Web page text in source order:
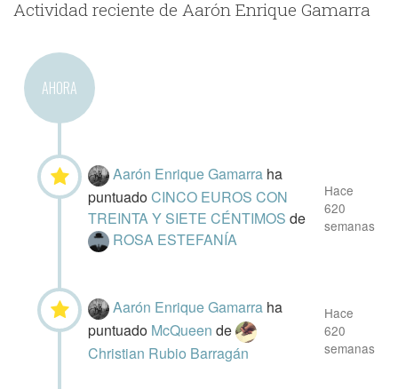
Actividad reciente de Aarón Enrique Gamarra
AHORA
Aarón Enrique Gamarra ha
puntuadoCINCO EUROS CON
TREINTA Y SIETE CÉNTIMOSde
ROSA ESTEFANÍA
Hace
620
semanas
Aarón Enrique Gamarra ha
puntuado McQueende
Christian Rubio Barragán
Hace
620
semanas